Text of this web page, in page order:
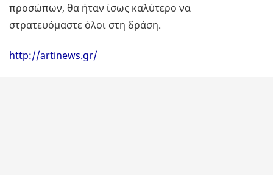
προσώπων, θα ήταν ίσως καλύτερο να
στρατευόμαστε όλοι στη δράση.
http://artinews.gr/